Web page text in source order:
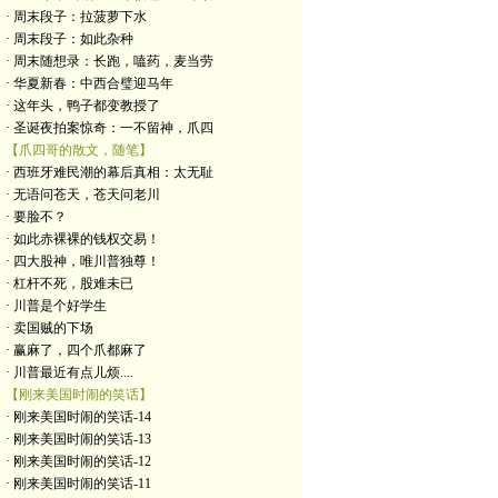
· 周末段子：拉菠萝下水
· 周末段子：如此杂种
· 周末随想录：长跑，嗑药，麦当劳
· 华夏新春：中西合璧迎马年
· 这年头，鸭子都变教授了
· 圣诞夜拍案惊奇：一不留神，爪四
【爪四哥的散文，随笔】
· 西班牙难民潮的幕后真相：太无耻
· 无语问苍天，苍天问老川
· 要脸不？
· 如此赤裸裸的钱权交易！
· 四大股神，唯川普独尊！
· 杠杆不死，股难未已
· 川普是个好学生
· 卖国贼的下场
· 赢麻了，四个爪都麻了
· 川普最近有点儿烦....
【刚来美国时闹的笑话】
· 刚来美国时闹的笑话-14
· 刚来美国时闹的笑话-13
· 刚来美国时闹的笑话-12
· 刚来美国时闹的笑话-11